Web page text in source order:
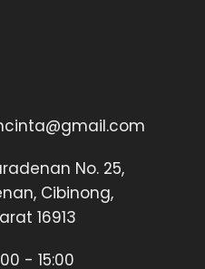
No. 25,
Cibinong,
16913
- 15:00